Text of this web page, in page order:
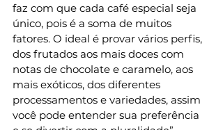
faz com que cada café especial seja
único, pois é a soma de muitos
fatores. O ideal é provar vários perfis,
dos frutados aos mais doces com
notas de chocolate e caramelo, aos
mais exóticos, dos diferentes
processamentos e variedades, assim
você pode entender sua preferência